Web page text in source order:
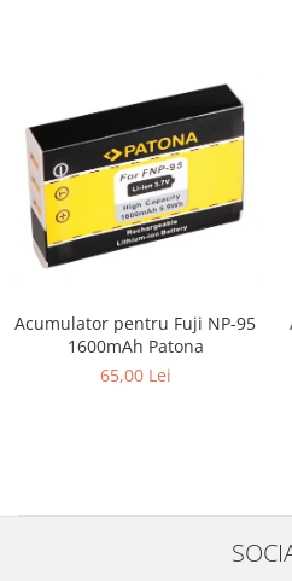
Acumulator pentru Fuji NP-95
1600mAh Patona
65,00 Lei